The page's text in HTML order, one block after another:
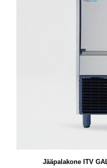
Jääpalakone ITV